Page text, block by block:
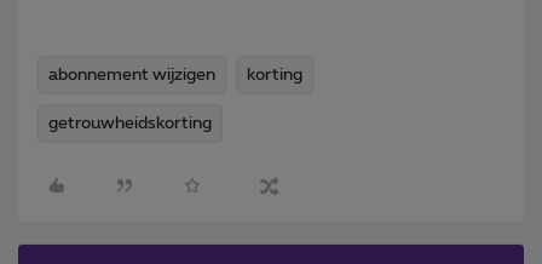
abonnement wijzigen korting
getrouwheidskorting